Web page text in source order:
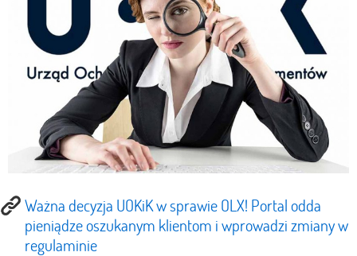
Ważna decyzja UOKiK w sprawie OLX! Portal odda
pieniądze oszukanym klientom i wprowadzi zmiany w
regulaminie